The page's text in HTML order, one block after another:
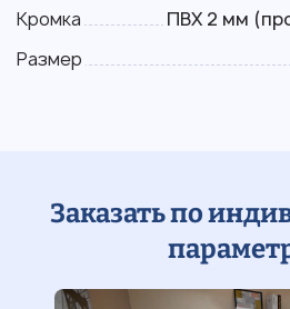
Кромка
ПВХ 2 мм
Размер
Заказать по